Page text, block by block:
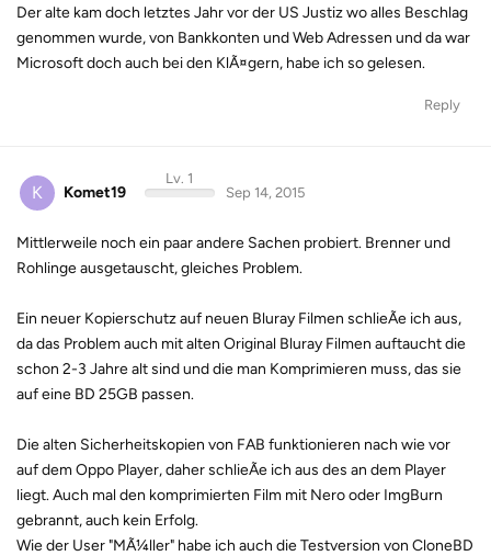
Der alte kam doch letztes Jahr vor der US Justiz wo alles Beschlag
genommen wurde, von Bankkonten und Web Adressen und da war
Microsoft doch auch bei den KlÃ¤gern, habe ich so gelesen.
Reply
K Komet19
Lv. 1
Sep 14, 2015
Mittlerweile noch ein paar andere Sachen probiert. Brenner und
Rohlinge ausgetauscht, gleiches Problem.
Ein neuer Kopierschutz auf neuen Bluray Filmen schlieÃe ich aus,
da das Problem auch mit alten Original Bluray Filmen auftaucht die
schon 2-3 Jahre alt sind und die man Komprimieren muss, das sie
auf eine BD 25GB passen.
Die alten Sicherheitskopien von FAB funktionieren nach wie vor
auf dem Oppo Player, daher schlieÃe ich aus des an dem Player
liegt. Auch mal den komprimierten Film mit Nero oder ImgBurn
gebrannt, auch kein Erfolg.
Wie der User "MÃ¼ller" habe ich auch die Testversion von CloneBD